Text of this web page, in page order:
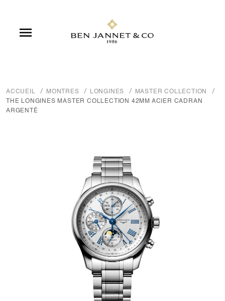

ACCUEIL MONTRES LONGINES
MASTER COLLECTION
THE LONGINES MASTER COLLECTION 42MM ACIER CADRAN
ARGENTÉ